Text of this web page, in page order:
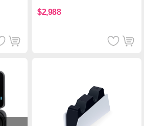
$2,988